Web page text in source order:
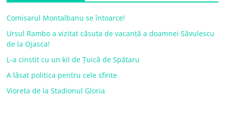
Comisarul Montalbanu se întoarce!
Ursul Rambo a vizitat căsuța de vacanță a doamnei Săvulescu
de la Ojasca!
L-a cinstit cu un kil de Țuică de Spătaru
A lăsat politica pentru cele sfinte
Vioreta de la Stadionul Gloria